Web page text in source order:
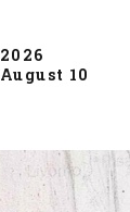
2026
August 10